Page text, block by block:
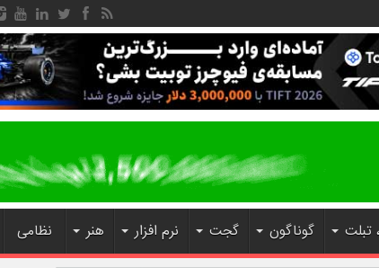
تبلت گوناگون گجت نرم افزار هنر نظامی